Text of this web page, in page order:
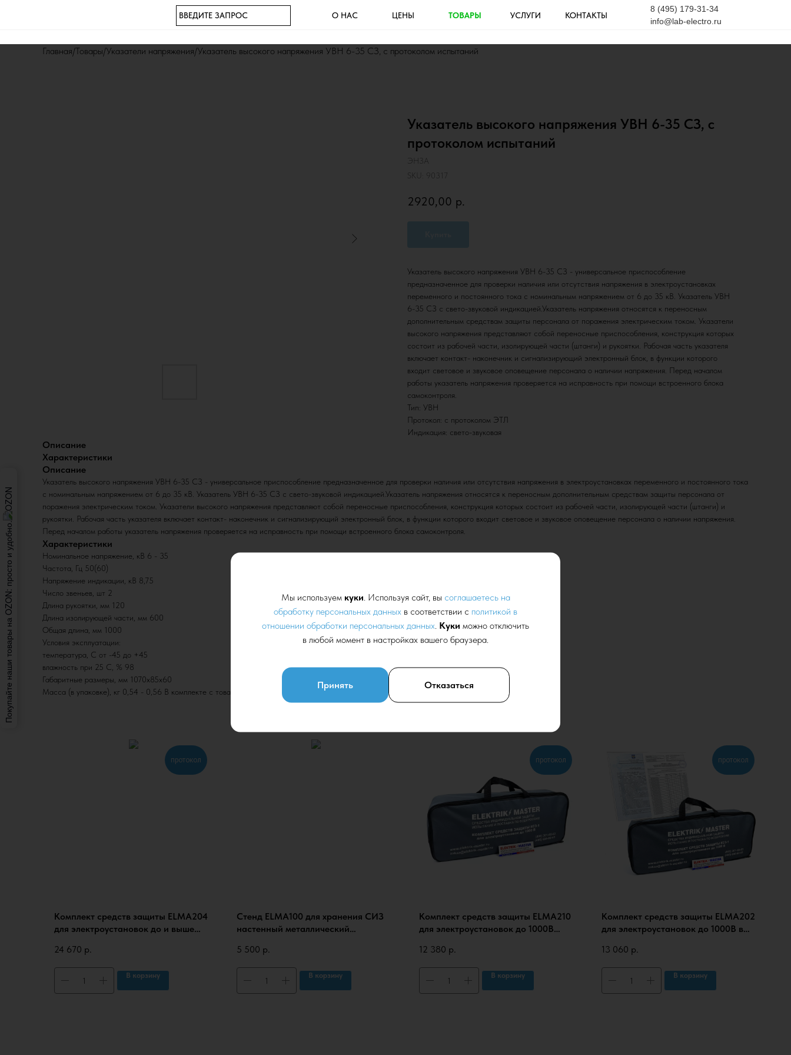
ТОВАРЫ УСЛУГИ КОНТАКТЫ
ЦЕНЫ
О НАС
ВВЕДИТЕ ЗАПРОС
8 (495) 179-31-34
info@lab-electro.ru
Главная Товары Указатели напряжения Указатель высокого напряжения УВН 6-35 СЗ, с протоколом испытаний
Мы используем куки . Используя сайт, вы соглашаетесь на
обработку персональных данных в соответствии с политикой в
отношении обработки персональных данных Куки можно отключить
в любой момент в настройках вашего браузера.
Принять Отказаться
Указатель высокого напряжения УВН 6-35 СЗ, с
протоколом испытаний
ЭНЗА
SKU:
90317
2920,00 р.
Указатель высокого напряжения УВН 6-35 СЗ - универсальное приспособление
предназначенное для проверки наличия или отсутствия напряжения в электроустановках
переменного и постоянного тока с номинальным напряжением от 6 до 35 кВ. Указатель УВН
6-35 СЗ с свето-звуковой индикацией.Указатель напряжения относятся к переносным
дополнительным средствам защиты персонала от поражения электрическим током. Указатели
высокого напряжения представляют собой переносные приспособления, конструкция которых
состоит из рабочей части, изолирующей части (штанги) и рукоятки. Рабочая часть указателя
включает контакт- наконечник и сигнализирующий электронный блок, в функции которого
входит световое и звуковое оповещение персонала о наличии напряжения. Перед началом
работы указатель напряжения проверяется на исправность при помощи встроенного блока
самоконтроля.
Тип: УВН
Протокол: с протоколом ЭТЛ
Индикация: свето-звуковая
Описание
Характеристики
Описание
Указатель высокого напряжения УВН 6-35 СЗ - универсальное приспособление предназначенное для проверки наличия или отсутствия напряжения в электроустановках переменного и постоянного тока
с номинальным напряжением от 6 до 35 кВ. Указатель УВН 6-35 СЗ с свето-звуковой индикацией.Указатель напряжения относятся к переносным дополнительным средствам защиты персонала от
поражения электрическим током. Указатели высокого напряжения представляют собой переносные приспособления, конструкция которых состоит из рабочей части, изолирующей части (штанги) и
рукоятки. Рабочая часть указателя включает контакт- наконечник и сигнализирующий электронный блок, в функции которого входит световое и звуковое оповещение персонала о наличии напряжения.
Перед началом работы указатель напряжения проверяется на исправность при помощи встроенного блока самоконтроля.
Характеристики
Номинальное напряжение, кВ 6 - 35
Частота, Гц 50(60)
Напряжение индикации, кВ 8,75
Число звеньев, шт 2
Длина рукоятки, мм 120
Длина изолирующей части, мм 600
Общая длина, мм 1000
Условия эксплуатации:
температура, С от -45 до +45
влажность при 25 С, % 98
Габаритные размеры, мм 1070х85х60
Масса (в упаковке), кг 0,54 - 0,56 В комплекте с товаром поставляется протокол испытаний ЭТЛ.
протокол
Комплект средств защиты ELMA204
для электроустановок до и выше
протоколами испытаний
24 670 р.
В корзину
Стенд ELMA100 для хранения СИЗ
настенный металлический
5 500 р.
В корзину
протокол
Комплект средств защиты ELMA210
для электроустановок до 1000В
протоколами испытаний
12 380 р.
В корзину
протокол
Комплект средств защиты ELMA202
для электроустановок до 1000В в
испытаний
13 060 р.
В корзину
Покупайте наши товары на OZON: просто и удобно.